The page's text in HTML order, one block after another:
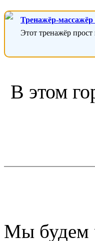
Тренажёр-массажёр
Этот тренажёр
В этом
Мы будем